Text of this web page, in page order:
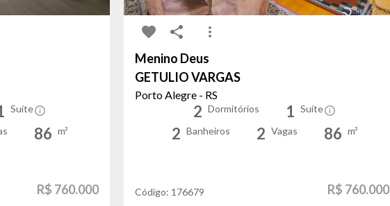
Suíte
86 m²
R$ 760.000
Menino Deus
GETULIO VARGAS
Porto Alegre - RS
2 Dormitórios 1 Suíte
2 Banheiros 2 Vagas 86 m²
Código: 176679 R$ 760.000